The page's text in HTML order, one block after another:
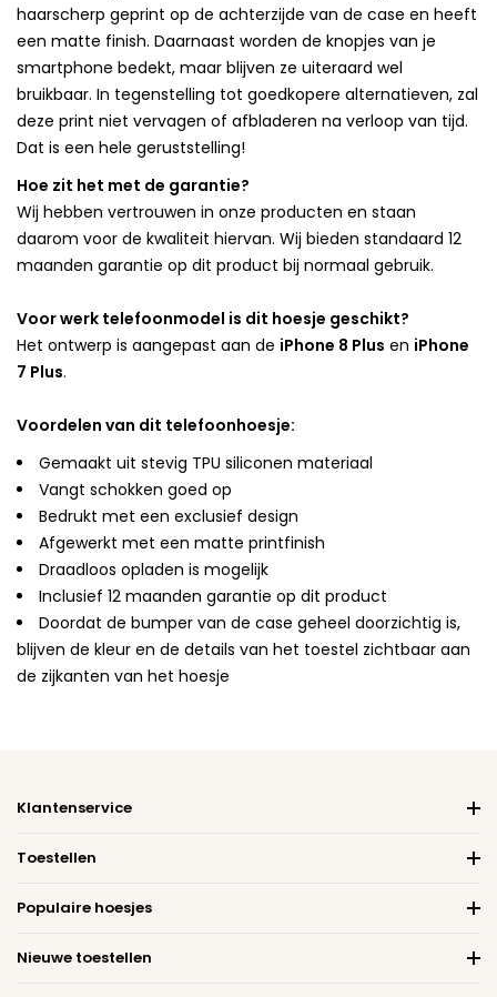
haarscherp geprint op de achterzijde van de case en heeft
een matte finish. Daarnaast worden de knopjes van je
smartphone bedekt, maar blijven ze uiteraard wel
bruikbaar. In tegenstelling tot goedkopere alternatieven, zal
deze print niet vervagen of afbladeren na verloop van tijd.
Dat is een hele geruststelling!
Hoe zit het met de garantie?
Wij hebben vertrouwen in onze producten en staan
daarom voor de kwaliteit hiervan. Wij bieden standaard 12
maanden garantie op dit product bij normaal gebruik.
Voor werk telefoonmodel is dit hoesje geschikt?
Het ontwerp is aangepast aan de iPhone 8 Plus en iPhone
7 Plus.
Voordelen van dit telefoonhoesje:
Gemaakt uit stevig TPU siliconen materiaal
Vangt schokken goed op
Bedrukt met een exclusief design
Afgewerkt met een matte printfinish
Draadloos opladen is mogelijk
Inclusief 12 maanden garantie op dit product
Doordat de bumper van de case geheel doorzichtig is,
blijven de kleur en de details van het toestel zichtbaar aan
de zijkanten van het hoesje
Klantenservice
Toestellen
Populaire hoesjes
Nieuwe toestellen